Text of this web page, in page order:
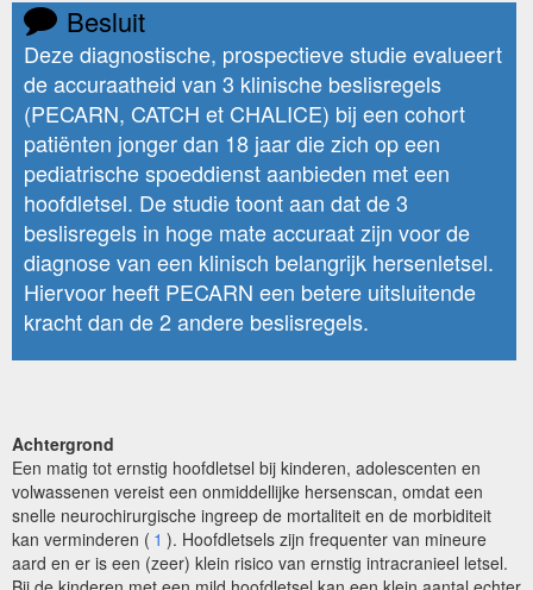
Besluit
Deze diagnostische, prospectieve studie evalueert
de accuraatheid van 3 klinische beslisregels
(PECARN, CATCH et CHALICE) bij een cohort
patiënten jonger dan 18 jaar die zich op een
pediatrische spoeddienst aanbieden met een
hoofdletsel. De studie toont aan dat de 3
beslisregels in hoge mate accuraat zijn voor de
diagnose van een klinisch belangrijk hersenletsel.
Hiervoor heeft PECARN een betere uitsluitende
kracht dan de 2 andere beslisregels.
Achtergrond
Een matig tot ernstig hoofdletsel bij kinderen, adolescenten en
volwassenen vereist een onmiddellijke hersenscan, omdat een
snelle neurochirurgische ingreep de mortaliteit en de morbiditeit
kan verminderen ( 1 ). Hoofdletsels zijn frequenter van mineure
aard en er is een (zeer) klein risico van ernstig intracranieel letsel.